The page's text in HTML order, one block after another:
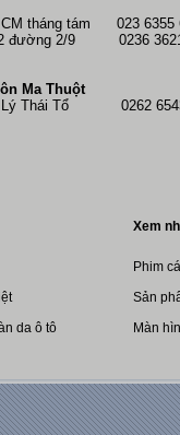
CM tháng tám 023 6355
đường 2/9 0236
Ma Thuột
Lý Thái Tổ 0262
da ô tô
Xem
Phim
Sản
Màn